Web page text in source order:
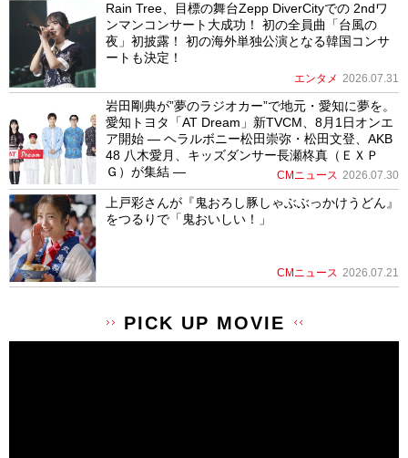
Rain Tree、目標の舞台Zepp DiverCityでの 2ndワ
ンマンコンサート大成功！ 初の全員曲「台風の
夜」初披露！ 初の海外単独公演となる韓国コンサ
ートも決定！
エンタメ 2026.07.31
岩田剛典が”夢のラジオカー”で地元・愛知に夢を。
愛知トヨタ「AT Dream」新TVCM、8月1日オンエ
ア開始 ― ヘラルボニー松田崇弥・松田文登、AKB
48 八木愛月、キッズダンサー長瀬柊真（ＥＸＰ
Ｇ）が集結 ―
CMニュース 2026.07.30
上戸彩さんが『鬼おろし豚しゃぶぶっかけうどん』
をつるりで「鬼おいしい！」
CMニュース 2026.07.21
PICK UP MOVIE